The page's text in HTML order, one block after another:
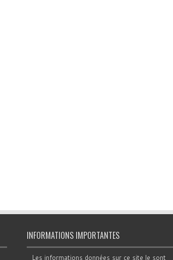
INFORMATIONS IMPORTANTES
Les informations données sur ce site le sont